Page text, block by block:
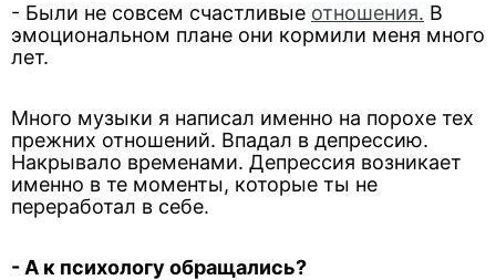
- Были не совсем счастливые отношения. В
эмоциональном плане они кормили меня много
лет.
Много музыки я написал именно на порохе тех
прежних отношений. Впадал в депрессию.
Накрывало временами. Депрессия возникает
именно в те моменты, которые ты не
переработал в себе.
- А к психологу обращались?